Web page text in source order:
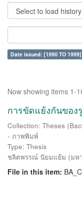
Date issued: [1990 TO 1999]
Now showing items 1-
การขัดแย้งกันของ
Collection: Theses
- ภาพพิมพ์
Type: Thesis
ชลิตพรรณ์ นิยมแย้ม (มห
File in this item: